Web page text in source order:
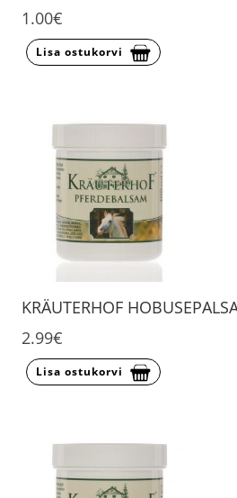
1.00€
Lisa ostukorvi
KRÄUTERHOF
2.99€
Lisa ostukorvi